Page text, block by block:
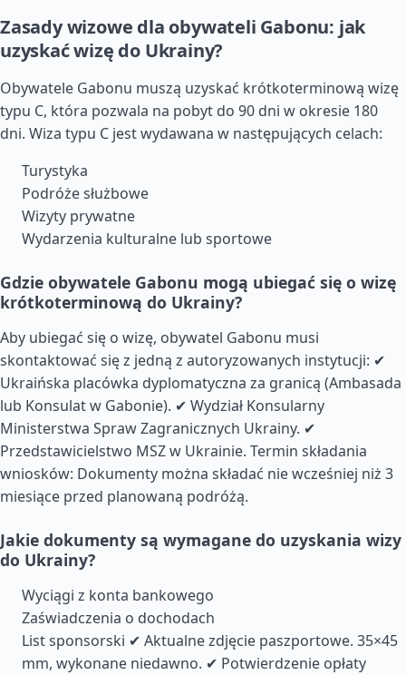
Zasady wizowe dla obywateli Gabonu: jak
uzyskać wizę do Ukrainy?
Obywatele Gabonu muszą uzyskać krótkoterminową wizę
typu C, która pozwala na pobyt do 90 dni w okresie 180
dni. Wiza typu C jest wydawana w następujących celach:
Turystyka
Podróże służbowe
Wizyty prywatne
Wydarzenia kulturalne lub sportowe
Gdzie obywatele Gabonu mogą ubiegać się o wizę
krótkoterminową do Ukrainy?
Aby ubiegać się o wizę, obywatel Gabonu musi
skontaktować się z jedną z autoryzowanych instytucji: ✔
Ukraińska placówka dyplomatyczna za granicą (Ambasada
lub Konsulat w Gabonie). ✔ Wydział Konsularny
Ministerstwa Spraw Zagranicznych Ukrainy. ✔
Przedstawicielstwo MSZ w Ukrainie. Termin składania
wniosków: Dokumenty można składać nie wcześniej niż 3
miesiące przed planowaną podróżą.
Jakie dokumenty są wymagane do uzyskania wizy
do Ukrainy?
Wyciągi z konta bankowego
Zaświadczenia o dochodach
List sponsorski ✔ Aktualne zdjęcie paszportowe. 35×45
mm, wykonane niedawno. ✔ Potwierdzenie opłaty